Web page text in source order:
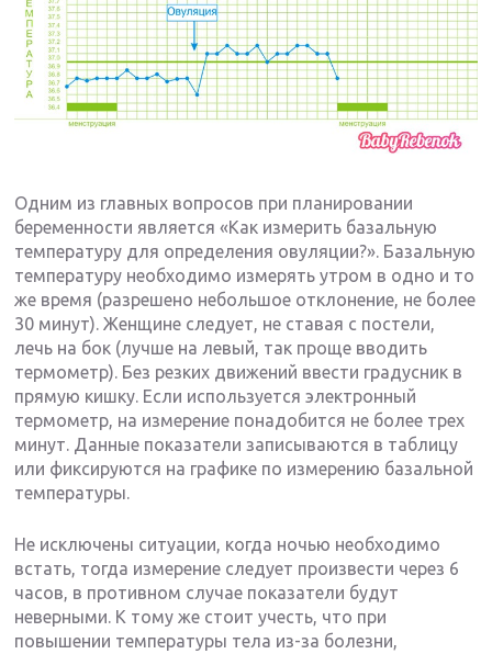
Одним из главных вопросов при планировании
беременности является «Как измерить базальную
температуру для определения овуляции?». Базальную
температуру необходимо измерять утром в одно и то
же время (разрешено небольшое отклонение, не более
30 минут). Женщине следует, не ставая с постели,
лечь на бок (лучше на левый, так проще вводить
термометр). Без резких движений ввести градусник в
прямую кишку. Если используется электронный
термометр, на измерение понадобится не более трех
минут. Данные показатели записываются в таблицу
или фиксируются на графике по измерению базальной
температуры.
Не исключены ситуации, когда ночью необходимо
встать, тогда измерение следует произвести через 6
часов, в противном случае показатели будут
неверными. К тому же стоит учесть, что при
повышении температуры тела из-за болезни,